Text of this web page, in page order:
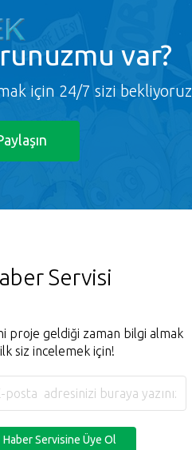
var?
için 24/7 sizi
Servisi
proje geldiği zaman bilgi almak
siz incelemek için!
Haber Servisine Üye Ol